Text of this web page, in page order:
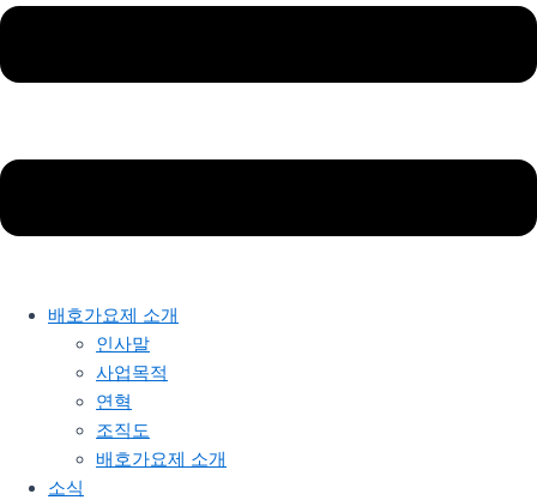
배호가요제 소개
인사말
사업목적
연혁
조직도
배호가요제 소개
소식